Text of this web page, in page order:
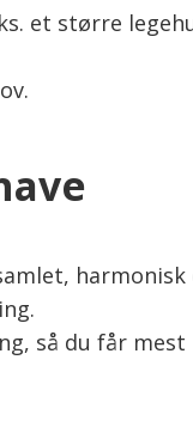
et større
så du får